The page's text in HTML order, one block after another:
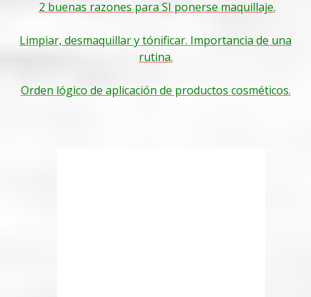
2 buenas razones para SI ponerse maquillaje.
Limpiar, desmaquillar y tónificar. Importancia de una
rutina.
Orden lógico de aplicación de productos cosméticos.